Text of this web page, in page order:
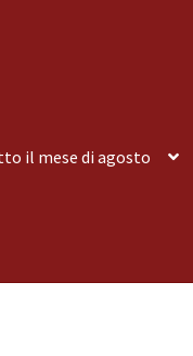
il mese di agosto